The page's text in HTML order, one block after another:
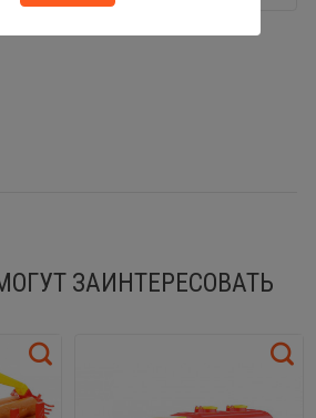
ЗАИНТЕРЕСОВАТЬ